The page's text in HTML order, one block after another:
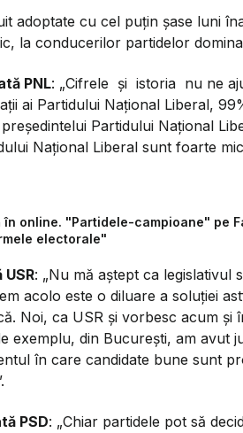
adoptate cu cel puțin șase luni
la conducerilor partidelor
PNL: „Cifrele și istoria nu ne
ai Partidului Național Liberal,
Partidului Național
Național Liberal sunt foarte
în online. "Partidele-campioane" pe
electorale"
: „Nu mă aștept ca legislativul
acolo este o diluare a soluției
Noi, ca USR și vorbesc acum și
exemplu, din București, am avut
în care candidate bune sunt
PSD: „Chiar partidele pot să